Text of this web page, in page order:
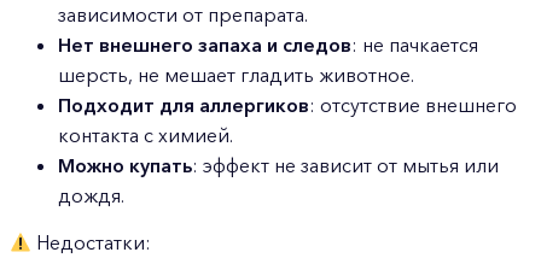
зависимости от препарата.
Нет внешнего запаха и следов: не пачкается
шерсть, не мешает гладить животное.
Подходит для аллергиков: отсутствие внешнего
контакта с химией.
Можно купать: эффект не зависит от мытья или
дождя.
Недостатки: